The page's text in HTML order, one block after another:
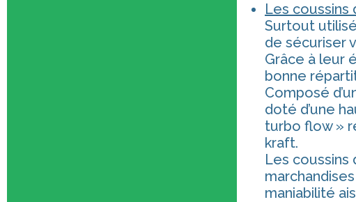
Les coussins
Surtout
de sécuriser
Grâce à leur
bonne
Composé
doté d’une
turbo flow »
kraft.
Les coussins
maniabilité